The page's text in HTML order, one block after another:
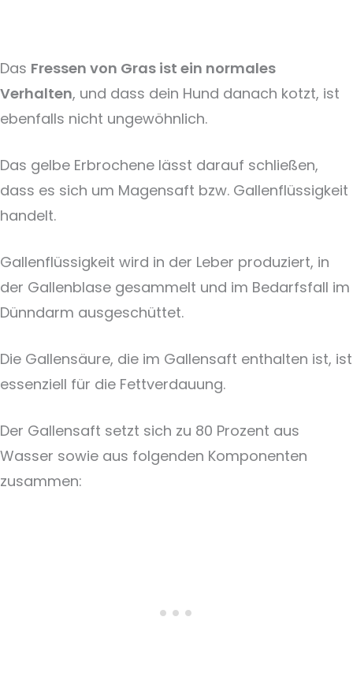
Das Fressen von Gras ist ein normales
Verhalten, und dass dein Hund danach kotzt, ist
ebenfalls nicht ungewöhnlich.
Das gelbe Erbrochene lässt darauf schließen,
dass es sich um Magensaft bzw. Gallenflüssigkeit
handelt.
Gallenflüssigkeit wird in der Leber produziert, in
der Gallenblase gesammelt und im Bedarfsfall im
Dünndarm ausgeschüttet.
Die Gallensäure, die im Gallensaft enthalten ist, ist
essenziell für die Fettverdauung.
Der Gallensaft setzt sich zu 80 Prozent aus
Wasser sowie aus folgenden Komponenten
zusammen: